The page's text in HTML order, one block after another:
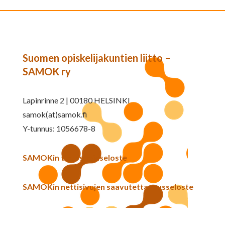
Suomen opiskelijakuntien liitto –
SAMOK ry
Lapinrinne 2 | 00180 HELSINKI
samok(at)samok.fi
Y-tunnus: 1056678-8
SAMOKin tietosuojaseloste
SAMOKin nettisivujen saavutettavuusseloste